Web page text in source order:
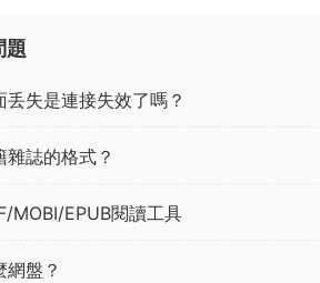
題
丢失是連接失效了嗎？
雜誌的格式？
MOBI/EPUB閱讀工具
網盤？